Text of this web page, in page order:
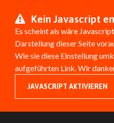
Kein Javascript
Es scheint als wäre
Darstellung dieser Seite
Wie sie diese Einstellung
aufgeführten Link. Wir
JAVASCRIPT AKTIVIEREN
Impressum
ANGABEN